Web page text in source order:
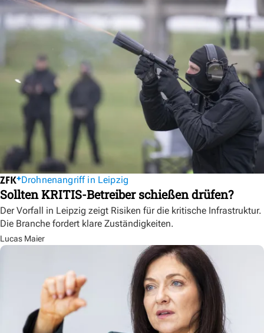
Drohnenangriff in Leipzig
Sollten KRITIS-Betreiber schießen drüfen?
Der Vorfall in Leipzig zeigt Risiken für die kritische Infrastruktur.
Die Branche fordert klare Zuständigkeiten.
Lucas Maier